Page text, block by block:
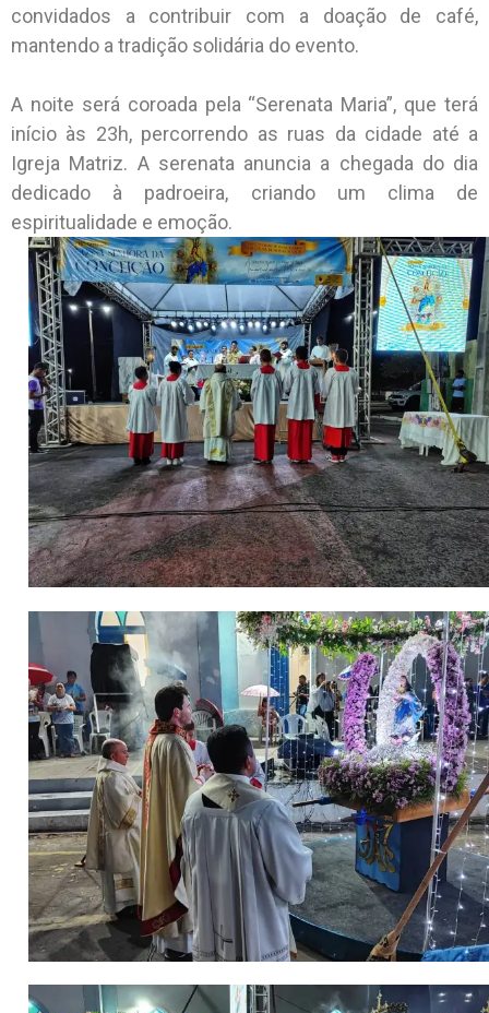
convidados a contribuir com a doação de café,
mantendo a tradição solidária do evento.
A noite será coroada pela “Serenata Maria”, que terá
início às 23h, percorrendo as ruas da cidade até a
Igreja Matriz. A serenata anuncia a chegada do dia
dedicado à padroeira, criando um clima de
espiritualidade e emoção.